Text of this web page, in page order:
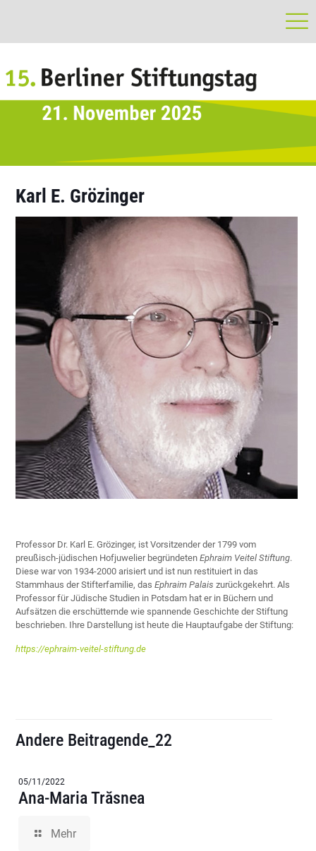
Karl E. Grözinger
Professor Dr. Karl E. Grözinger, ist Vorsitzender der 1799 vom
preußisch-jüdischen Hofjuwelier begründetenEphraim Veitel Stiftung.
Diese war von 1934-2000 arisiert und ist nun restituiert in das
Stammhaus der Stifterfamilie, dasEphraim Palais zurückgekehrt. Als
Professor für Jüdische Studien in Potsdam hat er in Büchern und
Aufsätzen die erschütternde wie spannende Geschichte der Stiftung
beschrieben. Ihre Darstellung ist heute die Hauptaufgabe der Stiftung:
https://ephraim-veitel-stiftung.de
Andere Beitragende_22
05/11/2022
Ana-Maria Trăsnea
Mehr